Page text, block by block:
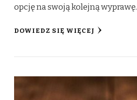
opcję na swoją kolejną wyprawę.
DOWIEDZ SIĘ WIĘCEJ